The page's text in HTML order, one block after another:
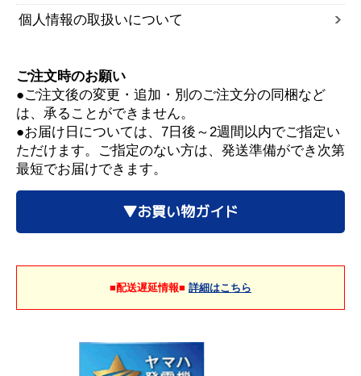
個人情報の取扱いについて
ご注文時のお願い
●ご注文後の変更・追加・別のご注文分の同梱など
は、承ることができません。
●お届け日については、7日後～2週間以内でご指定い
ただけます。ご指定のない方は、発送準備ができ次第
最短でお届けできます。
▼お買い物ガイド
■配送遅延情報■ 詳細はこちら